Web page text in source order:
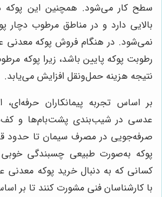
سطح کار می‌شود. همچنین این پوکه
بالایی دارد و در مناطق مرطوب دچار
نمی‌شود. در هنگام فروش پوکه
رطوبت پوکه پایین باشد، زیرا پوکه
نتیجه هزینه حمل‌ونقل افزایش می‌یابد.
بر اساس تجربه پیمانکاران حرفه‌ای،
عدسی در شیب‌بندی پشت‌بام‌ها و
صرفه‌جویی در مصرف سیمان تا حدود
پوکه به‌صورت طبیعی چسبندگی خوبی
کسانی که به دنبال خرید پوکه
با کارشناسان فنی مشورت کنند تا بر